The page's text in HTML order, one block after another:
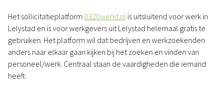
Het sollicitatieplatform 0320werkt.nl is uitsluitend voor werk in
Lelystad en is voor werkgevers uit Lelystad helemaal gratis te
gebruiken. Het platform wil dat bedrijven en werkzoekenden
anders naar elkaar gaan kijken bij het zoeken en vinden van
personeel/werk. Centraal staan de vaardigheden die iemand
heeft.